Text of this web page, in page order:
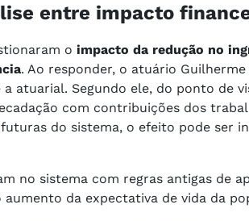
entre impacto
o impacto da redução no
. Ao responder, o atuário
atuarial. Segundo ele, do ponto de
com contribuições dos
do sistema, o efeito pode ser
no sistema com regras antigas de
da expectativa de vida da